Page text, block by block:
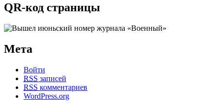
QR-код страницы
Мета
Войти
RSS записей
RSS комментариев
WordPress.org